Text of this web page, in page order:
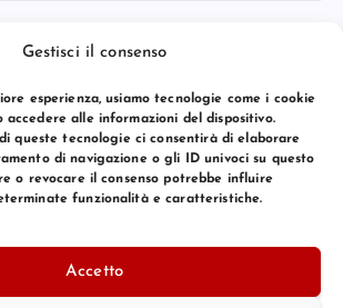
Gestisci il consenso
esperienza, usiamo tecnologie come i cookie
accedere alle informazioni del dispositivo.
di queste tecnologie ci consentirà di elaborare
di navigazione o gli ID univoci su questo
o revocare il consenso potrebbe influire
funzionalità e caratteristiche.
Accetto